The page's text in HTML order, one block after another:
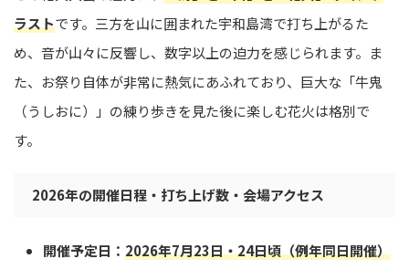
ラストです。三方を山に囲まれた宇和島湾で打ち上がるた
め、音が山々に反響し、数字以上の迫力を感じられます。ま
た、お祭り自体が非常に熱気にあふれており、巨大な「牛鬼
（うしおに）」の練り歩きを見た後に楽しむ花火は格別で
す。
2026年の開催日程・打ち上げ数・会場アクセス
開催予定日： 2026年7月23日・24日頃（例年同日開催）